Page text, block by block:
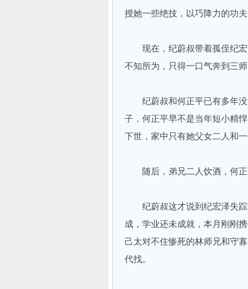
授她一些绝技，以巧降力的功
现在，纪蔚叔带着孤侄纪宏
不知所为，只得一口气奔到三
纪蔚叔和何正平已有多年没
子，何正平早不是当年短小精
下世，家中只有她父女二人和
随后，弟兄二人饮酒，何正
纪蔚叔这才说到纪宏泽失踪
成，学业还未成就，本月刚刚
己太对不住惨死的林师兄和守
代找。